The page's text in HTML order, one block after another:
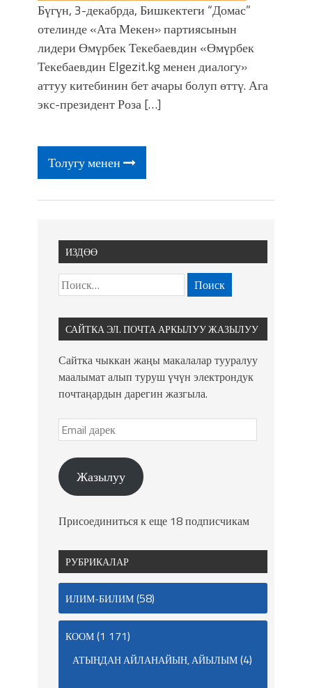
Бүгүн, 3-декабрда, Бишкектеги “Домас”
отелинде «Ата Мекен» партиясынын
лидери Өмүрбек Текебаевдин «Өмүрбек
Текебаевдин Elgezit.kg менен диалогу»
аттуу китебинин бет ачары болуп өттү. Ага
экс-президент Роза […]
Толугу менен
ИЗДӨӨ
САЙТКА ЭЛ. ПОЧТА АРКЫЛУУ ЖАЗЫЛУУ
Сайтка чыккан жаңы макалалар тууралуу
маалымат алып туруш үчүн электрондук
почтаңардын дарегин жазгыла.
Жазылуу
Присоединиться к еще 18 подписчикам
РУБРИКАЛАР
ИЛИМ-БИЛИМ(58)
КООМ(1 171)
АТЫҢДАН АЙЛАНАЙЫН, АЙЫЛЫМ(4)